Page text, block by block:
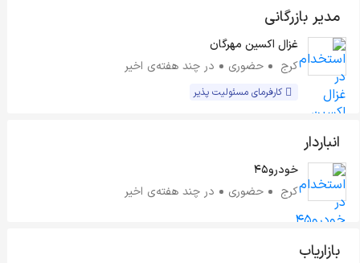
مدیر بازرگانی
غزال اکسین مهرگان
کرج
حضوری در چند هفته‌ی اخیر
کارفرمای مسئولیت پذیر
انباردار
خودرو45
کرج
حضوری در چند هفته‌ی اخیر
بازاریاب